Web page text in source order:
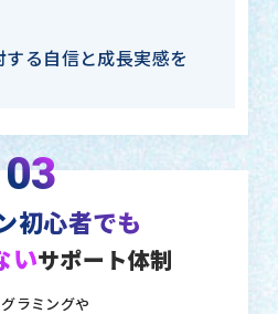
する自信と成長実感を
03
初心者でも
いサポート体制
ラミングや